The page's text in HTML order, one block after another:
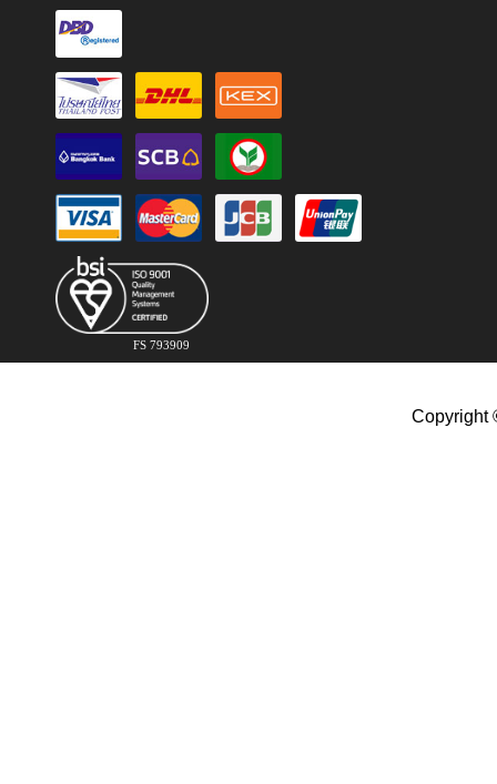
FS 793909
Copyright